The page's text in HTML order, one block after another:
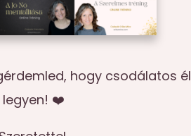
hogy csodálatos
legyen! ❤️